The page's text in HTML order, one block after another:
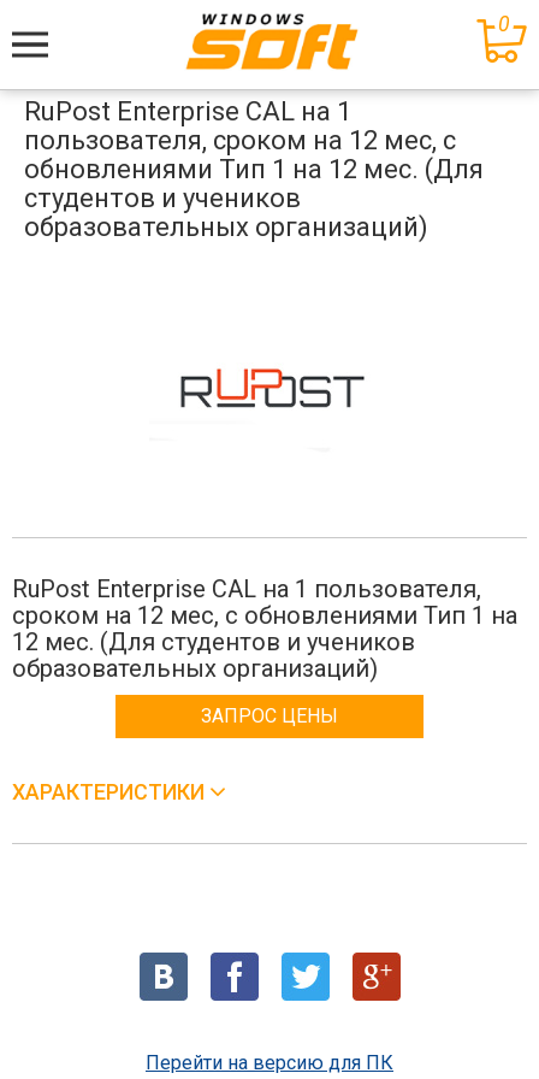
Меню
0
RuPost Enterprise CAL на 1
пользователя, сроком на 12 мес, с
обновлениями Тип 1 на 12 мес. (Для
студентов и учеников
образовательных организаций)
RuPost Enterprise CAL на 1 пользователя,
сроком на 12 мес, с обновлениями Тип 1 на
12 мес. (Для студентов и учеников
образовательных организаций)
ЗАПРОС ЦЕНЫ
ХАРАКТЕРИСТИКИ
Перейти на версию для ПК